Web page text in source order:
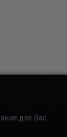
для Вас.